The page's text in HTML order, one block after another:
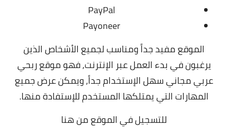
PayPal
Payoneer
الموقع مفيد جداً ومناسب لجميع الأشخاص الذين
يرغبون في بدء العمل عبر الإنترنت, فهو موقع ربحي
عربي مجاني سهل الإستخدام جداً, ويمكن عرض جميع
المهارات التي يمتلكها المستخدم للإستفادة منها.
للتسجيل في الموقعمن هنا